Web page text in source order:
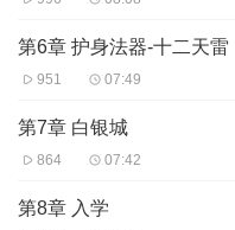
第6章 护身法器-十二天雷
951 07:49
第7章 白银城
864 07:42
第8章 入学